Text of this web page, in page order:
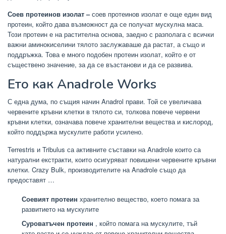
Соев протеинов изолат –соев протеинов изолат е още един вид
протеин, който дава възможност да се получат мускулна маса.
Този протеин е на растителна основа, заедно с разполага с всички
важни аминокиселини тялото заслужаваше да растат, а също и
поддръжка. Това е много подобен протеин изолат, който е от
съществено значение, за да се възстанови и да се развива.
Ето как Anadrole Works
С една дума, по същия начин Anadrol прави. Той се увеличава
червените кръвни клетки в тялото си, толкова повече червени
кръвни клетки, означава повече хранителни вещества и кислород,
който поддържа мускулите работи усилено.
Terrestris и Tribulus са активните съставки на Anadrole които са
натурални екстракти, които осигуряват повишени червените кръвни
клетки. Crazy Bulk, производителите на Anadrole също да
предоставят …
Соевият протеин хранително вещество, което помага за
развитието на мускулите
Суроватъчен протеин , който помага на мускулите, тъй